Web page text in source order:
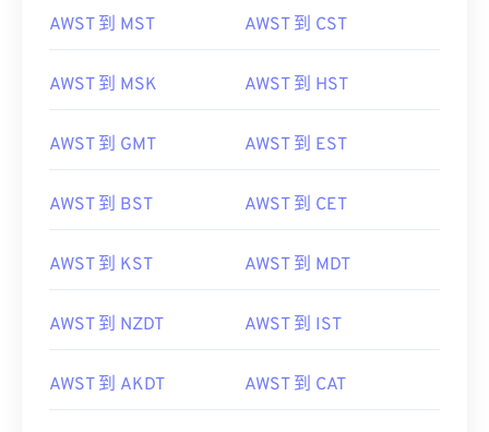
AWST 到 MST AWST 到 CST
AWST 到 MSK AWST 到 HST
AWST 到 GMT AWST 到 EST
AWST 到 BST AWST 到 CET
AWST 到 KST AWST 到 MDT
AWST 到 NZDT AWST 到 IST
AWST 到 AKDT AWST 到 CAT